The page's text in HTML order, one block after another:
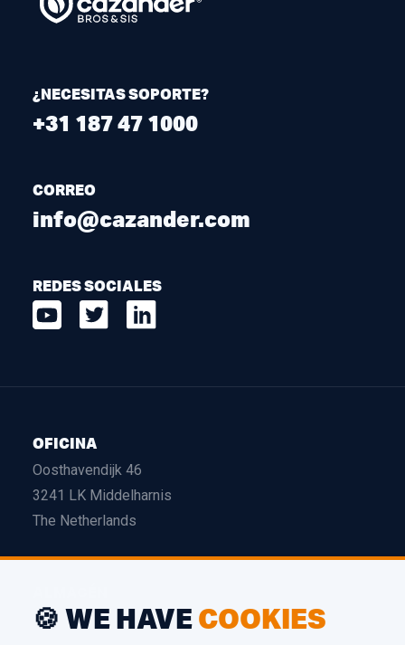
¿NECESITAS SOPORTE?
+31 187 47 1000
CORREO
info@cazander.com
REDES SOCIALES
OFICINA
Oosthavendijk 46
3241 LK Middelharnis
The Netherlands
Edison 26
🍪 WE HAVECOOKIES